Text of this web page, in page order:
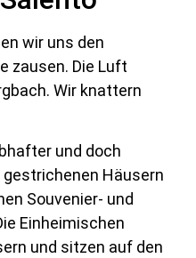
wir uns den
zausen. Die Luft
Wir knattern
und doch
Häusern
Souvenier- und
Einheimischen
und sitzen auf den